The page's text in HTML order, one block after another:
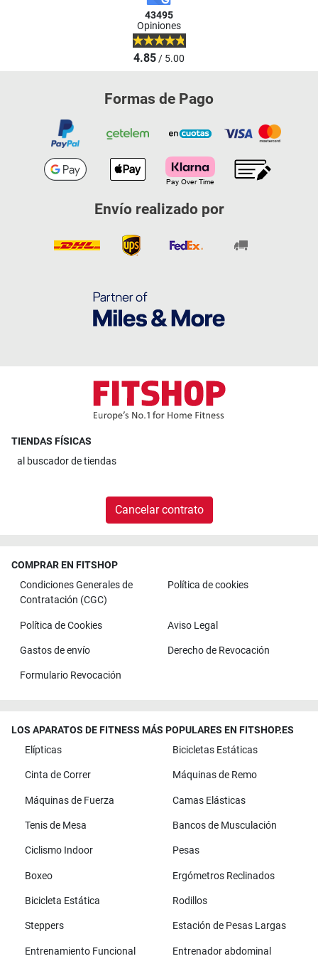
43495
Opiniones
4.85/ 5.00
Formas de Pago
Envío realizado por
TIENDAS FÍSICAS
al buscador de tiendas
Cancelar contrato
COMPRAR EN FITSHOP
Condiciones Generales de
Contratación (CGC)
Política de cookies
Política de Cookies Aviso Legal
Gastos de envío Derecho de Revocación
Formulario Revocación
LOS APARATOS DE FITNESS MÁS POPULARES EN FITSHOP.ES
Elípticas
Bicicletas Estáticas
Cinta de Correr Máquinas de Remo
Máquinas de Fuerza Camas Elásticas
Tenis de Mesa Bancos de Musculación
Ciclismo Indoor Pesas
Boxeo Ergómetros Reclinados
Bicicleta Estática Rodillos
Steppers Estación de Pesas Largas
Entrenamiento Funcional Entrenador abdominal